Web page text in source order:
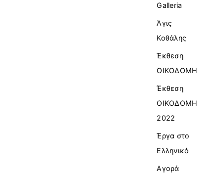
Galleria
Άγις
Κοθάλης
Έκθεση
ΟΙΚΟΔΟΜΗ
Έκθεση
ΟΙΚΟΔΟΜΗ
2022
Έργα στο
Ελληνικό
Αγορά